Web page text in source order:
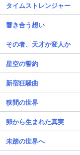
タイムストレンジャー
響き合う想い
その者、天才か変人か
星空の誓約
新宿狂騒曲
狭間の世界
卵から生まれた真実
未踏の世界へ